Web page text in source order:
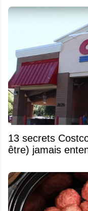
13 secrets
être) jamais